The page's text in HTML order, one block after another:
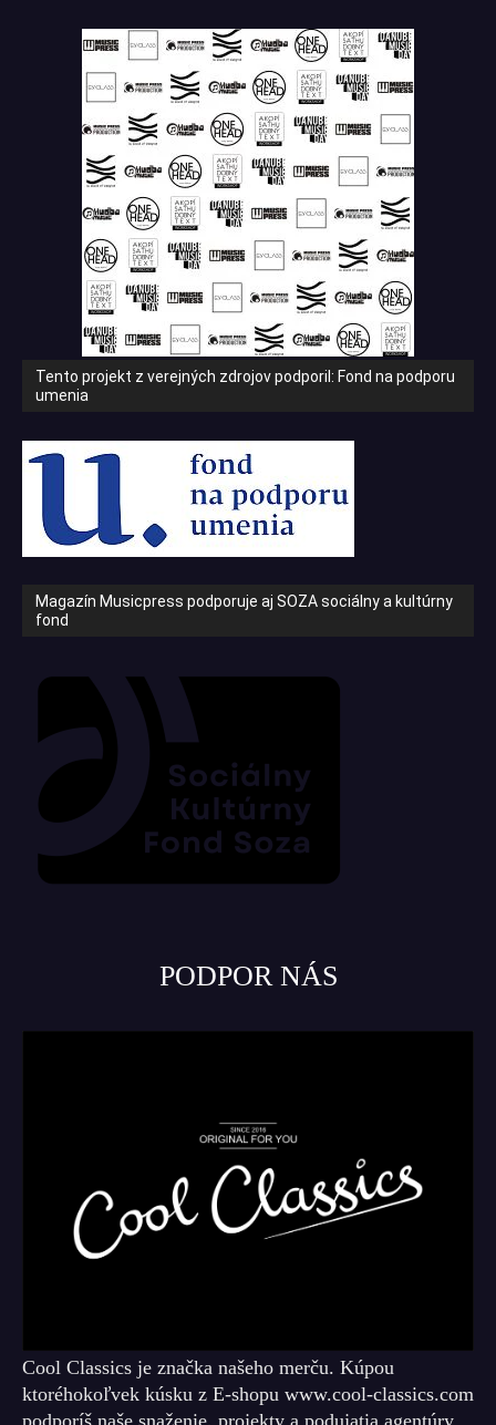
Tento projekt z verejných zdrojov podporil: Fond na podporu
umenia
Magazín Musicpress podporuje aj SOZA sociálny a kultúrny
fond
PODPOR NÁS
Cool Classics je značka našeho merču. Kúpou
ktoréhokoľvek kúsku z E-shopu www.cool-classics.com
podporíš naše snaženie, projekty a podujatia agentúry